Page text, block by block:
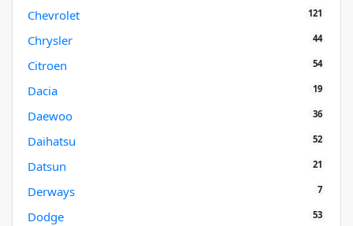
Chevrolet 121
Chrysler 44
Citroen 54
Dacia 19
Daewoo 36
Daihatsu 52
Datsun 21
Derways 7
Dodge 53